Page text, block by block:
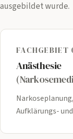
ausgebildet wurde.
FACHGEBIET
Anästhesie
Aufklärungs-